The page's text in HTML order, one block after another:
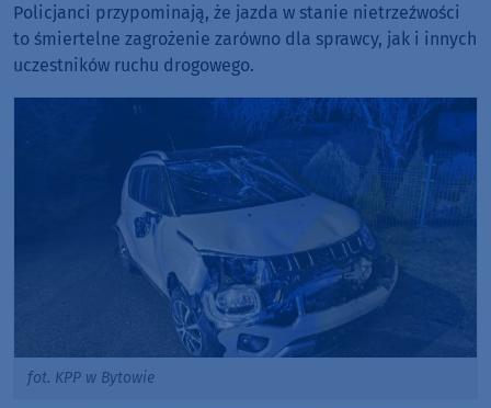
Policjanci przypominają, że jazda w stanie nietrzeźwości
to śmiertelne zagrożenie zarówno dla sprawcy, jak i innych
uczestników ruchu drogowego.
fot. KPP w Bytowie